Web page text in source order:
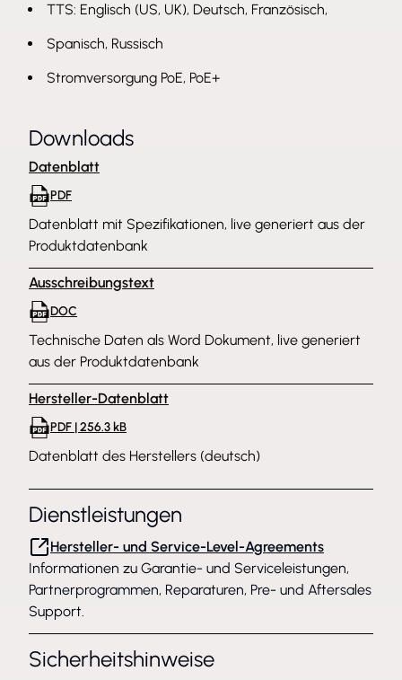
TTS: Englisch (US, UK), Deutsch, Französisch,
Spanisch, Russisch
Stromversorgung PoE, PoE+
Downloads
Datenblatt
PDF
Datenblatt mit Spezifikationen, live generiert aus der
Produktdatenbank
Ausschreibungstext
DOC
Technische Daten als Word Dokument, live generiert
aus der Produktdatenbank
Hersteller-Datenblatt
PDF | 256.3 kB
Datenblatt des Herstellers (deutsch)
Dienstleistungen
Hersteller- und Service-Level-Agreements
Informationen zu Garantie- und Serviceleistungen,
Partnerprogrammen, Reparaturen, Pre- und Aftersales
Support.
Sicherheitshinweise